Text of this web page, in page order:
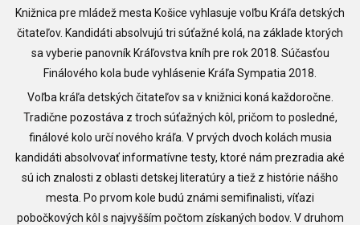
Knižnica pre mládež mesta Košice vyhlasuje voľbu Kráľa detských
čitateľov. Kandidáti absolvujú tri súťažné kolá, na základe ktorých
sa vyberie panovník Kráľovstva kníh pre rok 2018. Súčasťou
Finálového kola bude vyhlásenie Kráľa Sympatia 2018.
Voľba kráľa detských čitateľov sa v knižnici koná každoročne.
Tradične pozostáva z troch súťažných kôl, pričom to posledné,
finálové kolo určí nového kráľa. V prvých dvoch kolách musia
kandidáti absolvovať informatívne testy, ktoré nám prezradia aké
sú ich znalosti z oblasti detskej literatúry a tiež z histórie nášho
mesta. Po prvom kole budú známi semifinalisti, víťazi
pobočkových kôl s najvyšším počtom získaných bodov. V druhom